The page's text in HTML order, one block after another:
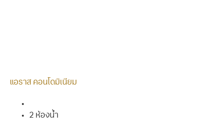
แอราส คอนโดมิเนียม
2 ห้องน้ำ